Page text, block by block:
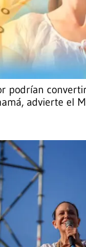
podrían
advierte el